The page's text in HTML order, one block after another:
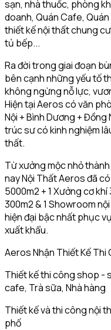
sạn, nhà thuốc, phòng
doanh, Quán Cafe,
thiết kế nội thất chung
tủ bếp...
Ra đời trong giai đoạn
bên cạnh những yếu tố
không ngừng nỗ lực,
Hiện tại Aeros có văn
Nội + Bình Dương + Đồng
trúc sư có kinh nghiệm
thất.
Từ xưởng mộc nhỏ
nay Nội Thất Aeros đã
5000m2 + 1 Xưởng cơ
300m2 & 1 Showroom
hiện đại bậc nhất phục
xuất khẩu.
Aeros Nhận Thiết Kế Thi
Thiết kế thi công shop -
cafe, Trà sữa, Nhà hàng
Thiết kế và thi công nội
phố